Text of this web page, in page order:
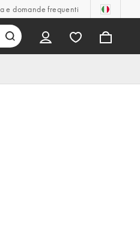
e domande frequenti
19,99 € (0%). Prezzo